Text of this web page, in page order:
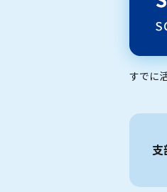
すでに
支